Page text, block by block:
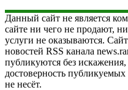
Данный сайт не является
сайте ни чего не продают,
услуги не оказываются.
новостей RSS канала
публикуются без искажения,
достоверность
не несёт.